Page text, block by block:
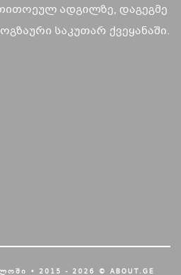
ადგილზე, დაგეგმე
საკუთარ ქვეყანაში.
• 2015 - 2026 © ABOUT.GE